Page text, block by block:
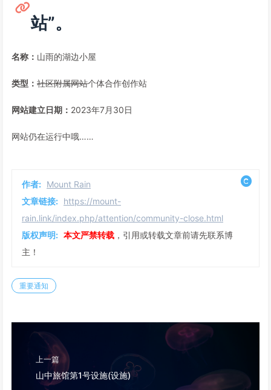
站”。
名称： 山雨的湖边小屋
类型： 社区附属网站个体合作创作站
网站建立日期： 2023年7月30日
网站仍在运行中哦……
作者: Mount Rain
文章链接: https://mount-
rain.link/index.php/attention/community-close.html
版权声明: 本文严禁转载 ，引用或转载文章前请先联系博
主！
重要通知
上一篇
山中旅馆第1号设施(设施)